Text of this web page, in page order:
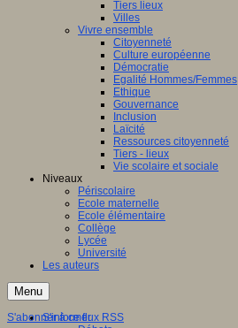
Tiers lieux
Villes
Vivre ensemble
Citoyenneté
Culture européenne
Démocratie
Egalité Hommes/Femmes
Ethique
Gouvernance
Inclusion
Laïcité
Ressources citoyenneté
Tiers - lieux
Vie scolaire et sociale
Niveaux
Périscolaire
Ecole maternelle
Ecole élémentaire
Collège
Lycée
Université
Les auteurs
Menu
S'informer
S'abonner à ce flux RSS